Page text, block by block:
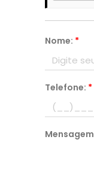
Nome: *
Telefone: *